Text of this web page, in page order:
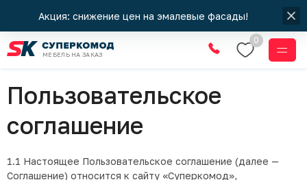
Акция: снижение цен на эмалевые фасады!
МЕБЕЛЬ НА ЗАКАЗ
0
Правовая информация
Пользовательское
соглашение
1.1 Настоящее Пользовательское соглашение (далее —
Соглашение) относится к сайту «Суперкомод»,